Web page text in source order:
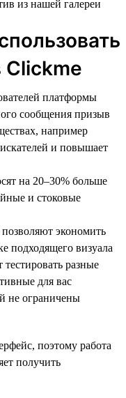
из нашей галереи
платформы
сообщения призыв
например
и повышает
на 20–30% больше
и стоковые
экономить
подходящего визуала
разные
для вас
не ограничены
поэтому работа
получить